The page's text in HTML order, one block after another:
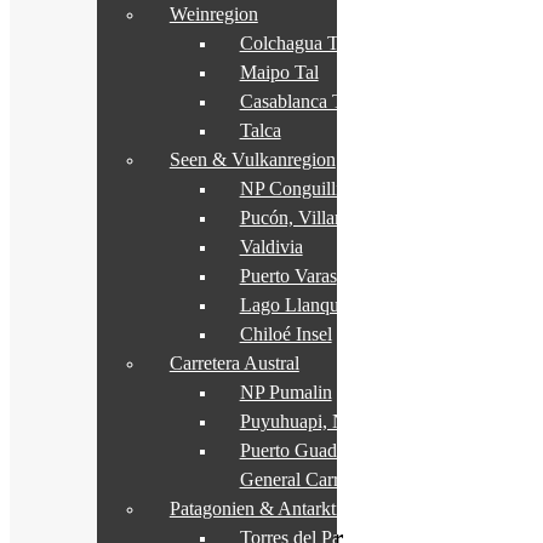
Rundreise mit Reiseleitung
Mietwagentouren als Selbstfahrer
Weinregion
Colchagua Tal
Maipo Tal
Casablanca Tal
Talca
Seen & Vulkanregion
NP Conguillio
Pucón, Villarrica
Valdivia
Puerto Varas
Lago Llanquihue
Chiloé Insel
Carretera Austral
NP Pumalin
Puyuhuapi, NP Queulat
Puerto Guadal, Lago
General Carrera
Patagonien & Antarktis
Torres del Paine